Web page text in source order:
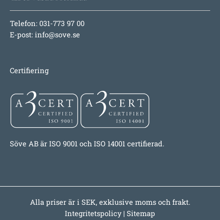
Telefon: 031-773 97 00
E-post: info@sove.se
Certifiering
Söve AB är ISO 9001 och ISO 14001 certifierad.
Alla priser är i SEK, exklusive moms och frakt.
Integritetspolicy| Sitemap